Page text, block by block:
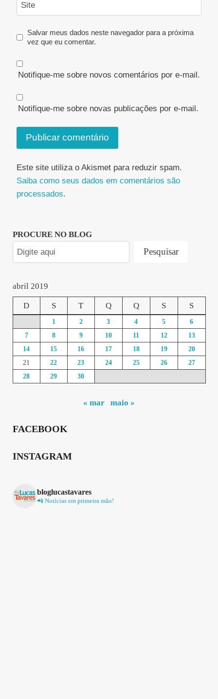
Site
Salvar meus dados neste navegador para a próxima
vez que eu comentar.
Notifique-me sobre novos comentários por e-mail.
Notifique-me sobre novas publicações por e-mail.
Este site utiliza o Akismet para reduzir spam.
Saiba como seus dados em comentários são
processados.
PROCURE NO BLOG
Pesquisar
abril 2019
D S T Q Q S S
1 2 3 4 5
6
7
8 9 10 11 12
13
14
15 16 17 18 19
20
21
22 23 24 25 26
27
28
29 30
« mar maio »
FACEBOOK
INSTAGRAM
bloglucastavares
📲 Notícias em primeira mão!